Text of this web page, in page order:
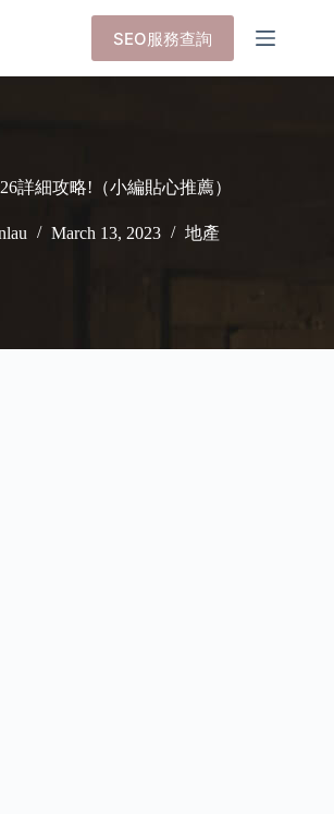
SEO服務查詢
詳細攻略!（小編貼心推薦）
March 13, 2023 地產